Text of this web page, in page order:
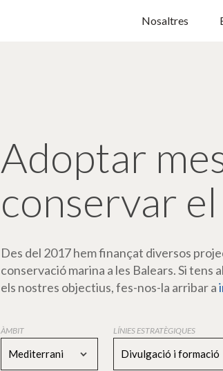
Nosaltres
Adoptar
conservar
Des del 2017 hem finançat diversos
conservació marina a les Balears. Si tens
els nostres objectius, fes-nos-la arribar a
ÀMBIT
Mediterrani
LÍNIES ESTRATÈGIQUES
Divulgació i formació